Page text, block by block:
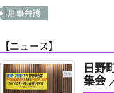
刑事弁護
【ニュース】
日野
集会